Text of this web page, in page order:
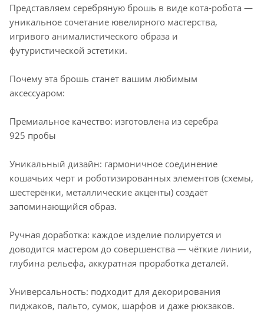
Представляем серебряную брошь в виде кота‑робота —
уникальное сочетание ювелирного мастерства,
игривого анималистического образа и
футуристической эстетики.
Почему эта брошь станет вашим любимым
аксессуаром:
Премиальное качество: изготовлена из серебра
925 пробы
Уникальный дизайн: гармоничное соединение
кошачьих черт и роботизированных элементов (схемы,
шестерёнки, металлические акценты) создаёт
запоминающийся образ.
Ручная доработка: каждое изделие полируется и
доводится мастером до совершенства — чёткие линии,
глубина рельефа, аккуратная проработка деталей.
Универсальность: подходит для декорирования
пиджаков, пальто, сумок, шарфов и даже рюкзаков.